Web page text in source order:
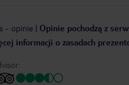
- opinie | Opinie pochodzą z
informacji o zasadach